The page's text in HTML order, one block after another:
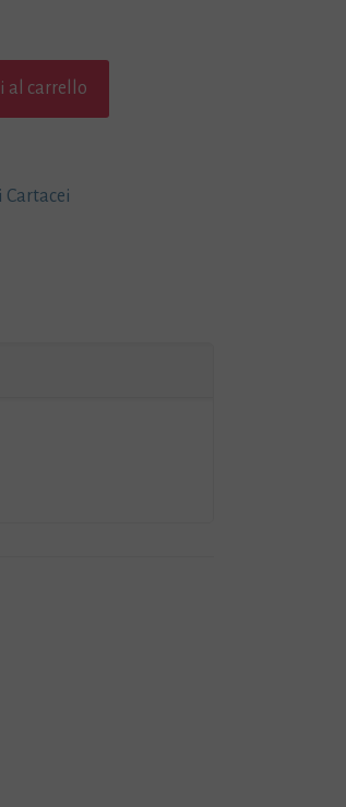
al carrello